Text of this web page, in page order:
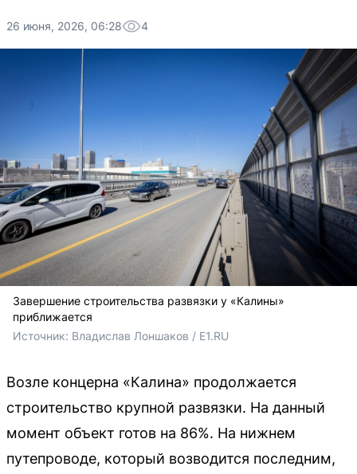
26 июня, 2026, 06:28 4
Завершение строительства развязки у «Калины»
приближается
Источник: Владислав Лоншаков / E1.RU
Возле концерна «Калина» продолжается
строительство крупной развязки. На данный
момент объект готов на 86%. На нижнем
путепроводе, который возводится последним,